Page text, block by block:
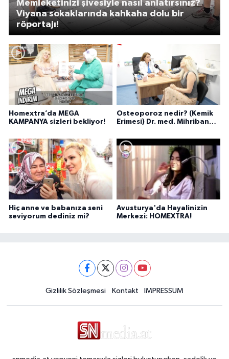
Homextra’da MEGA
KAMPANYA sizleri bekliyor!
Osteoporoz nedir? (Kemik
Erimesi) Dr. med. Mihriban
Memleketinizi şivesiyle nasıl anlatırsınız?
Viyana sokaklarında kahkaha dolu bir
röportajı!
Hiç anne ve babanıza seni
seviyorum dediniz mi?
Avusturya'da Hayalinizin
Merkezi: HOMEXTRA!
Gizlilik Sözleşmesi Kontakt IMPRESSUM